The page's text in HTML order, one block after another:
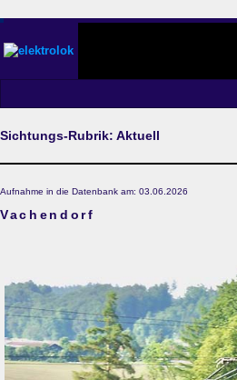
Sichtungs-Rubrik: Aktuell
Aufnahme in die Datenbank am: 03.06.2026
Vachendorf